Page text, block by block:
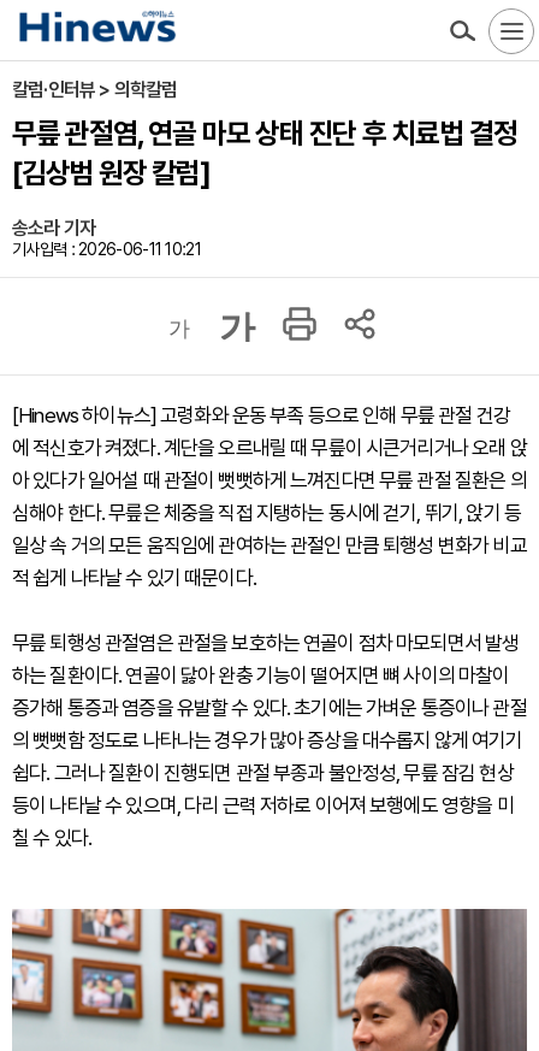
칼럼·인터뷰 > 의학칼럼
무릎 관절염, 연골 마모 상태 진단 후 치료법 결정
[김상범 원장 칼럼]
송소라 기자
기사입력 : 2026-06-11 10:21
가 가
[Hinews 하이뉴스] 고령화와 운동 부족 등으로 인해 무릎 관절 건강
에 적신호가 켜졌다. 계단을 오르내릴 때 무릎이 시큰거리거나 오래 앉
아 있다가 일어설 때 관절이 뻣뻣하게 느껴진다면 무릎 관절 질환은 의
심해야 한다. 무릎은 체중을 직접 지탱하는 동시에 걷기, 뛰기, 앉기 등
일상 속 거의 모든 움직임에 관여하는 관절인 만큼 퇴행성 변화가 비교
적 쉽게 나타날 수 있기 때문이다.
무릎 퇴행성 관절염은 관절을 보호하는 연골이 점차 마모되면서 발생
하는 질환이다. 연골이 닳아 완충 기능이 떨어지면 뼈 사이의 마찰이
증가해 통증과 염증을 유발할 수 있다. 초기에는 가벼운 통증이나 관절
의 뻣뻣함 정도로 나타나는 경우가 많아 증상을 대수롭지 않게 여기기
쉽다. 그러나 질환이 진행되면 관절 부종과 불안정성, 무릎 잠김 현상
등이 나타날 수 있으며, 다리 근력 저하로 이어져 보행에도 영향을 미
칠 수 있다.